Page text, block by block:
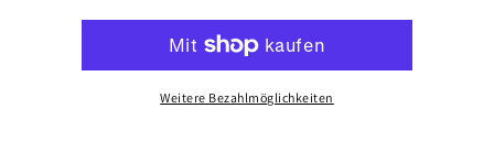
CVR6
19x9
ET20-
51
19x9
ET20-
51
Weitere Bezahlmöglichkeiten